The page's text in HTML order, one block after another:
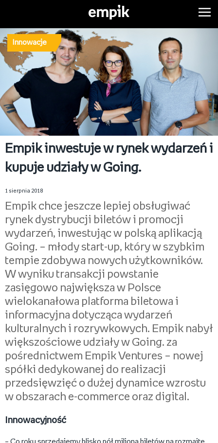
Innowacje
Empik inwestuje w rynek wydarzeń i
kupuje udziały w Going.
1 sierpnia 2018
Empik chce jeszcze lepiej obsługiwać
rynek dystrybucji biletów i promocji
wydarzeń, inwestując w polską aplikacją
Going. – młody start-up, który w szybkim
tempie zdobywa nowych użytkowników.
W wyniku transakcji powstanie
zasięgowo największa w Polsce
wielokanałowa platforma biletowa i
informacyjna dotycząca wydarzeń
kulturalnych i rozrywkowych. Empik nabył
większościowe udziały w Going. za
pośrednictwem Empik Ventures – nowej
spółki dedykowanej do realizacji
przedsięwzięć o dużej dynamice wzrostu
w obszarach e-commerce oraz digital.
Innowacyjność